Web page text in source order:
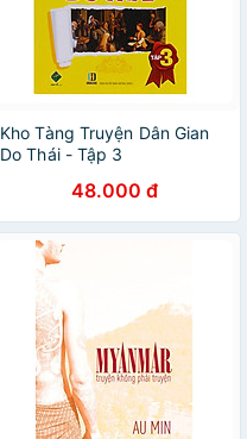
Kho Tàng Truyện Dân Gian
Do Thái - Tập 3
48.000 đ